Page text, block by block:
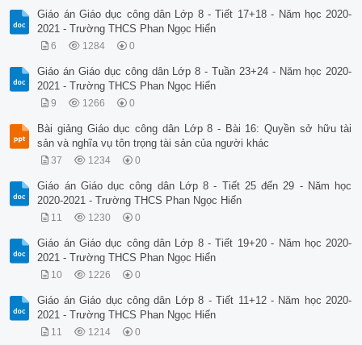
Giáo án Giáo dục công dân Lớp 8 - Tiết 17+18 - Năm học 2020-
2021 - Trường THCS Phan Ngọc Hiển
6 1284 0
Giáo án Giáo dục công dân Lớp 8 - Tuần 23+24 - Năm học 2020-
2021 - Trường THCS Phan Ngọc Hiển
9 1266 0
Bài giảng Giáo dục công dân Lớp 8 - Bài 16: Quyền sở hữu tài
sản và nghĩa vụ tôn trọng tài sản của người khác
37 1234 0
Giáo án Giáo dục công dân Lớp 8 - Tiết 25 đến 29 - Năm học
2020-2021 - Trường THCS Phan Ngọc Hiển
11 1230 0
Giáo án Giáo dục công dân Lớp 8 - Tiết 19+20 - Năm học 2020-
2021 - Trường THCS Phan Ngọc Hiển
10 1226 0
Giáo án Giáo dục công dân Lớp 8 - Tiết 11+12 - Năm học 2020-
2021 - Trường THCS Phan Ngọc Hiển
11 1214 0